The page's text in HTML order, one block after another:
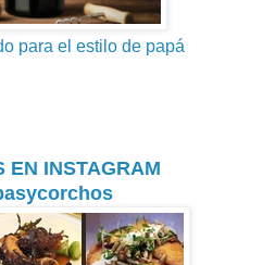
para el estilo de papá
EN INSTAGRAM